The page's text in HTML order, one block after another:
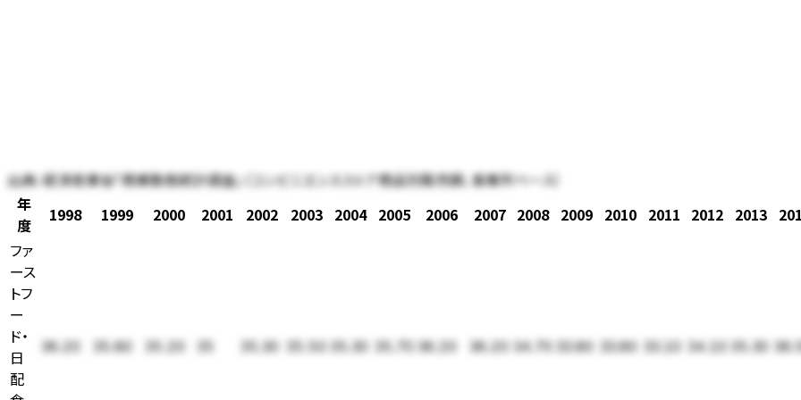
出典:経済産業省「商業動態統計調査」（コンビニエンスストア商品別販売額、事業所ベース）
年
度
1998 1999 2000 2001 2002 2003 2004 2005 2006 2007 2008 2009 2010 2011 2012 2013
ファ
ース
トフ
ー
ド・
日
配
36.20 35.80 35.20 35 35.30 35.50 35.30 35.70 36.20 36.20 34.70 33.80 33.80 33.10 34.10 35.30